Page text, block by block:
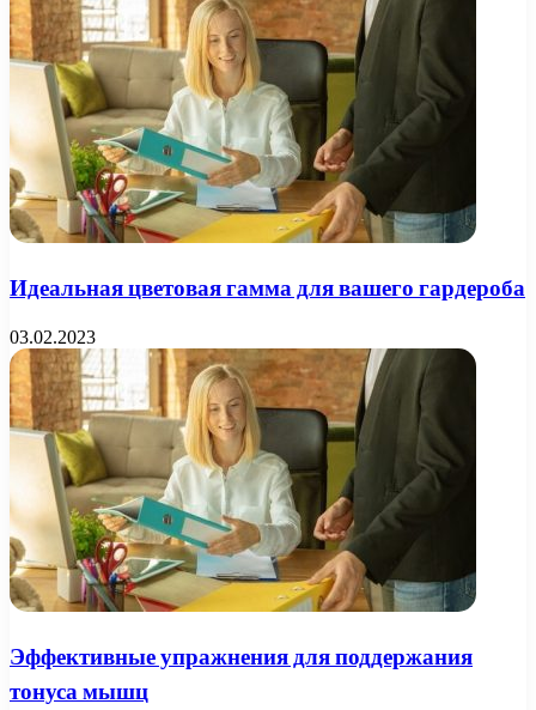
Идеальная цветовая гамма для вашего гардероба
03.02.2023
Эффективные упражнения для поддержания
тонуса мышц